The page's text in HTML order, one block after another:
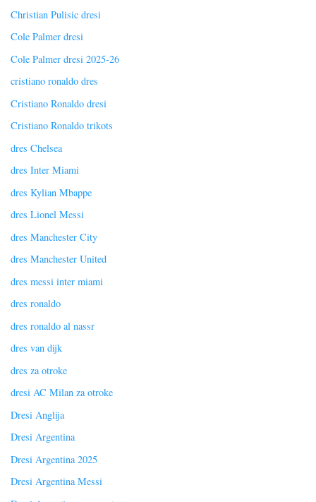
Christian Pulisic dresi
Cole Palmer dresi
Cole Palmer dresi 2025-26
cristiano ronaldo dres
Cristiano Ronaldo dresi
Cristiano Ronaldo trikots
dres Chelsea
dres Inter Miami
dres Kylian Mbappe
dres Lionel Messi
dres Manchester City
dres Manchester United
dres messi inter miami
dres ronaldo
dres ronaldo al nassr
dres van dijk
dres za otroke
dresi AC Milan za otroke
Dresi Anglija
Dresi Argentina
Dresi Argentina 2025
Dresi Argentina Messi